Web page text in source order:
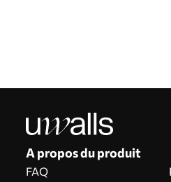
Production en fonction des tailles individuelles
Participez aux promotions de vacances 2025
Retouche photo professionnelle gratuite
Codes promotionnels avec des réductions à la
A propos du produit
FAQ